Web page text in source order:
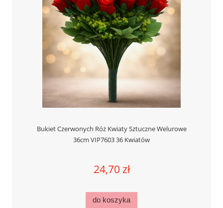
Bukiet Czerwonych Róż Kwiaty Sztuczne Welurowe
36cm VIP7603 36 Kwiatów
24,70 zł
do koszyka